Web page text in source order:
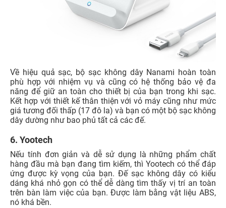
Về hiệu quả sạc, bộ sạc không dây Nanami hoàn toàn
phù hợp với nhiệm vụ và cũng có hệ thống bảo vệ đa
năng để giữ an toàn cho thiết bị của bạn trong khi sạc.
Kết hợp với thiết kế thân thiện với vỏ máy cũng như mức
giá tương đối thấp (17 đô la) và bạn có một bộ sạc không
dây dường như bao phủ tất cả các đế.
6. Yootech
Nếu tính đơn giản và dễ sử dụng là những phẩm chất
hàng đầu mà bạn đang tìm kiếm, thì Yootech có thể đáp
ứng được kỳ vọng của bạn. Đế sạc không dây có kiểu
dáng khá nhỏ gọn có thể dễ dàng tìm thấy vị trí an toàn
trên bàn làm việc của bạn. Được làm bằng vật liệu ABS,
nó khá bền.